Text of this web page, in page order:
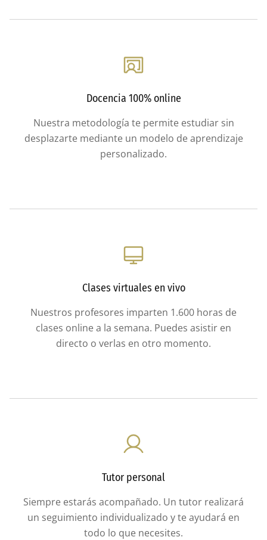
Docencia 100% online
Nuestra metodología te permite estudiar sin
desplazarte mediante un modelo de aprendizaje
personalizado.
Clases virtuales en vivo
Nuestros profesores imparten 1.600 horas de
clases online a la semana. Puedes asistir en
directo o verlas en otro momento.
Tutor personal
Siempre estarás acompañado. Un tutor realizará
un seguimiento individualizado y te ayudará en
todo lo que necesites.